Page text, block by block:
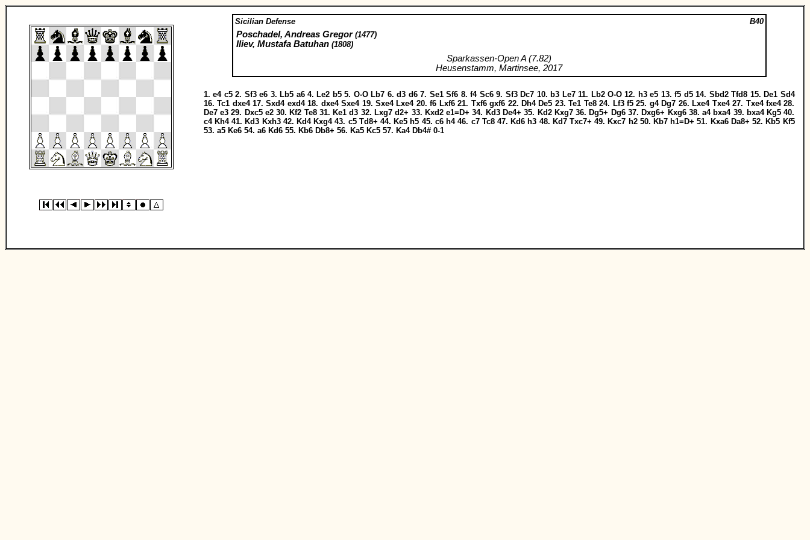
Sicilian Defense B40
Poschadel, Andreas Gregor(1477)
Iliev, Mustafa Batuhan(1808)
Sparkassen-Open A (7.82)
Heusenstamm, Martinsee, 2017
1.e4 c52. Sf3 e6 3.Lb5 a64.Le2 b55. O-O Lb7 6.d3 d67. Se1 Sf6 8.f4 Sc69. Sf3 Dc7 10.b3 Le711. Lb2 O-O 12. h3 e5 13.f5 d514. Sbd2 Tfd8 15.De1 Sd4
16.Tc1 dxe417.Sxd4 exd418. dxe4 Sxe419.Sxe4 Lxe420.f6 Lxf621. Txf6 gxf6 22. Dh4 De5 23.Te1 Te824. Lf3 f5 25. g4 Dg7 26.Lxe4 Txe427. Txe4 fxe428.
De7 e329. Dxc5 e230.Kf2 Te831.Ke1 d3 32.Lxg7 d2+ 33. Kxd2 e1=D+ 34. Kd3 De4+ 35. Kd2 Kxg736.Dg5+ Dg637.Dxg6+ Kxg638.a4 bxa439. bxa4 Kg5 40.
c4 Kh441.Kd3 Kxh342. Kd4 Kxg443. c5 Td8+ 44.Ke5 h5 45. c6 h446. c7 Tc847.Kd6 h3 48. Kd7 Txc7+ 49.Kxc7 h250.Kb7 h1=D+ 51. Kxa6 Da8+ 52.Kb5 Kf5
53. a5 Ke654. a6 Kd655. Kb6 Db8+ 56. Ka5 Kc557. Ka4 Db4# 0-1